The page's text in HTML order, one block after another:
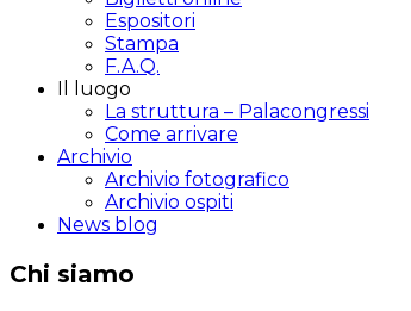
Espositori
Stampa
F.A.Q.
Il luogo
La struttura – Palacongressi
Come arrivare
Archivio
Archivio fotografico
Archivio ospiti
News blog
Chi siamo